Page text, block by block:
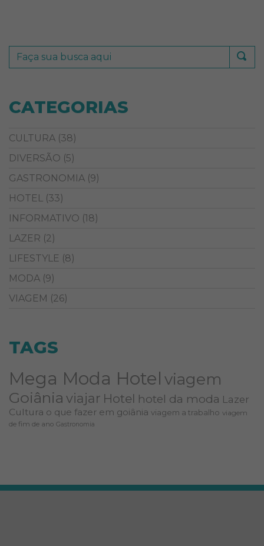
CATEGORIAS
CULTURA (38)
DIVERSÃO (5)
GASTRONOMIA (9)
HOTEL (33)
INFORMATIVO (18)
LAZER (2)
LIFESTYLE (8)
MODA (9)
VIAGEM (26)
TAGS
Mega Moda Hotel viagem
Goiânia viajar Hotel hotel da moda Lazer
Cultura o que fazer em goiânia viagem a trabalho viagem
de fim de ano Gastronomia